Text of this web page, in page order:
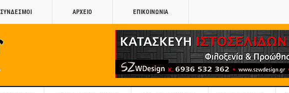
ΣΥΝΔΕΣΜΟΙ ΑΡΧΕΙΟ ΕΠΙΚΟΙΝΩΝΙΑ